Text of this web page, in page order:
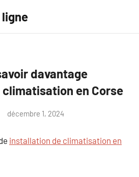
davantage
en Corse
décembre 1, 2024
installation de climatisation en